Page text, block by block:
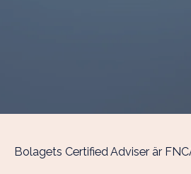
Bolagets Certified Adviser är